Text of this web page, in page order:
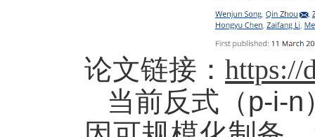
论文链接： https://
当前反式（p-i-n